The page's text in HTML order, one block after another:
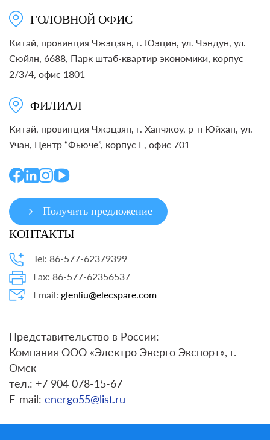
ГОЛОВНОЙ ОФИС
Китай, провинция Чжэцзян, г. Юэцин, ул. Чэндун, ул.
Сюйян, 6688, Парк штаб-квартир экономики, корпус
2/3/4, офис 1801
ФИЛИАЛ
Китай, провинция Чжэцзян, г. Ханчжоу, р-н Юйхан, ул.
Учан, Центр “Фьюче”, корпус E, офис 701
Получить предложение
КОНТАКТЫ
Tel: 86-577-62379399
Fax: 86-577-62356537
Email: glenliu@elecspare.com
Представительство в России:
Компания ООО «Электро Энерго Экспорт», г.
Омск
тел.: +7 904 078-15-67
E-mail: energo55@list.ru